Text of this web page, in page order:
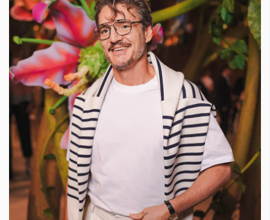
КАТЕГОРИИ
Wine&Dine
Условия за